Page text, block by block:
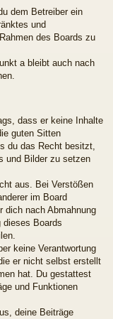
dem Betreiber ein
und
des Boards zu
a bleibt auch nach
dass er keine Inhalte
guten Sitten
du das Recht besitzt,
und Bilder zu setzen
aus. Bei Verstößen
im Board
dich nach Abmahnung
dieses Boards
keine Verantwortung
er nicht selbst erstellt
hat. Du gestattest
und Funktionen
deine Beiträge